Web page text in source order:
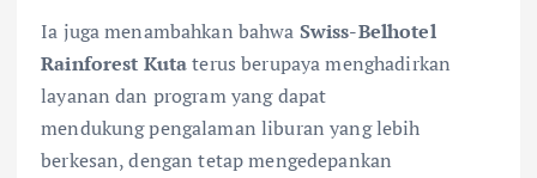
Ia juga menambahkan bahwa Swiss-Belhotel
Rainforest Kutaterus berupaya menghadirkan
layanan dan program yang dapat
mendukung pengalaman liburan yang lebih
berkesan, dengan tetap mengedepankan